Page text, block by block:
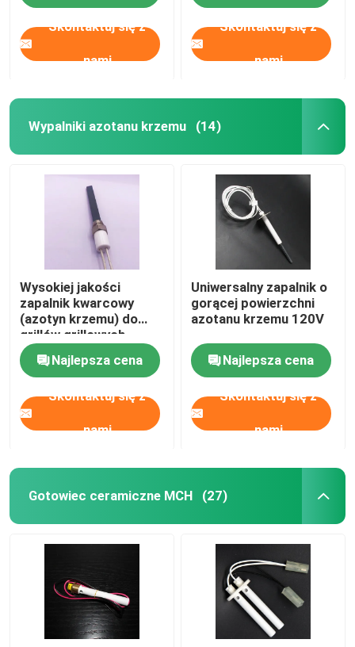
Skontaktuj się z
nami
Skontaktuj się z
nami
Wypalniki azotanu krzemu (14)
Wysokiej jakości
zapalnik kwarcowy
(azotyn krzemu) do
grillów grillowych
Najlepsza cena
Skontaktuj się z
nami
Uniwersalny zapalnik o
gorącej powierzchni
azotanu krzemu 120V
Najlepsza cena
Skontaktuj się z
nami
Gotowiec ceramiczne MCH (27)